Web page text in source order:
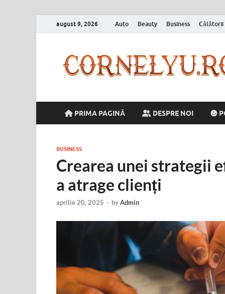
august 9, 2026 Auto Beauty Business Călătorii
PRIMA PAGINĂ DESPRE NOI
BUSINESS
Crearea unei strategii
a atrage clienți
aprilie 20, 2025 - byAdmin